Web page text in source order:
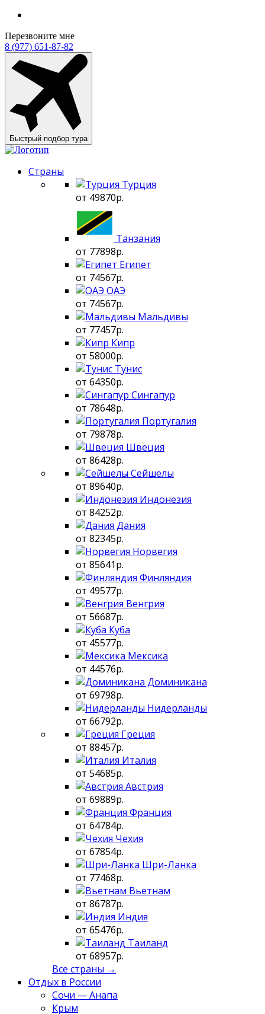
Перезвоните мне
8 (977) 651-87-82
Быстрый подбор тура
Страны
Турция
от 49870р.
Танзания
от 77898р.
Египет
от 74567р.
ОАЭ
от 74567р.
Мальдивы
от 77457р.
Кипр
от 58000р.
Тунис
от 64350р.
Сингапур
от 78648р.
Португалия
от 79878р.
Швеция
от 86428р.
Сейшелы
от 89640р.
Индонезия
от 84252р.
Дания
от 82345р.
Норвегия
от 85641р.
Финляндия
от 49577р.
Венгрия
от 56687р.
Куба
от 45577р.
Мексика
от 44576р.
Доминикана
от 69798р.
Нидерланды
от 66792р.
Греция
от 88457р.
Италия
от 54685р.
Австрия
от 69889р.
Франция
от 64784р.
Чехия
от 67854р.
Шри-Ланка
от 77468р.
Вьетнам
от 86787р.
Индия
от 65476р.
Таиланд
от 68957р.
Все страны →
Отдых в России
Сочи — Анапа
Крым